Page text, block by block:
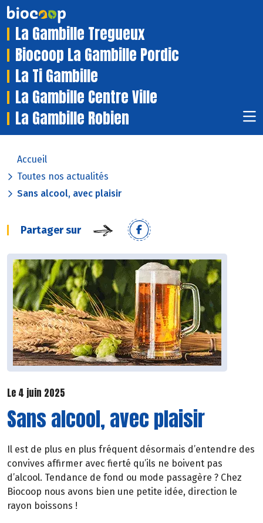
La Gambille Tregueux
Biocoop La Gambille Pordic
La Ti Gambille
La Gambille Centre Ville
La Gambille Robien
Accueil
Toutes nos actualités
Sans alcool, avec plaisir
Partager sur
Le 4 juin 2025
Sans alcool, avec plaisir
Il est de plus en plus fréquent désormais d’entendre des
convives affirmer avec fierté qu’ils ne boivent pas
d’alcool. Tendance de fond ou mode passagère ? Chez
Biocoop nous avons bien une petite idée, direction le
rayon boissons !